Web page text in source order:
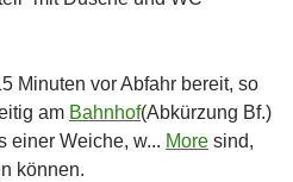
Minuten vor Abfahr bereit, so
am Bahnhof(Abkürzung Bf.)
einer Weiche, w... More sind,
können.